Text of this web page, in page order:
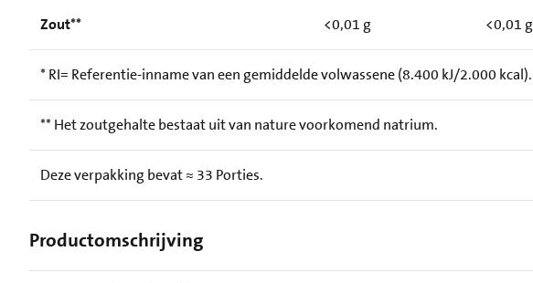
Zout** <0,01 g <0,01 g
* RI= Referentie-inname van een gemiddelde volwassene (8.400 kJ/2.000 kcal).
** Het zoutgehalte bestaat uit van nature voorkomend natrium.
Deze verpakking bevat ≈ 33 Porties.
Productomschrijving